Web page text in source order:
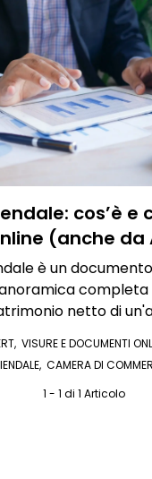
Accedi Registrati
cos’è e
(anche da
è un
netto di
Scopri come
, VISURE E DOCUMENTI
, CAMERA DI
1 - 1 di 1 Articolo